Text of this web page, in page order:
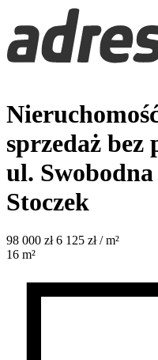
sprzedaż bez
ul. Swobodna
Stoczek
98 000 zł 6 125 zł / m²
16 m²